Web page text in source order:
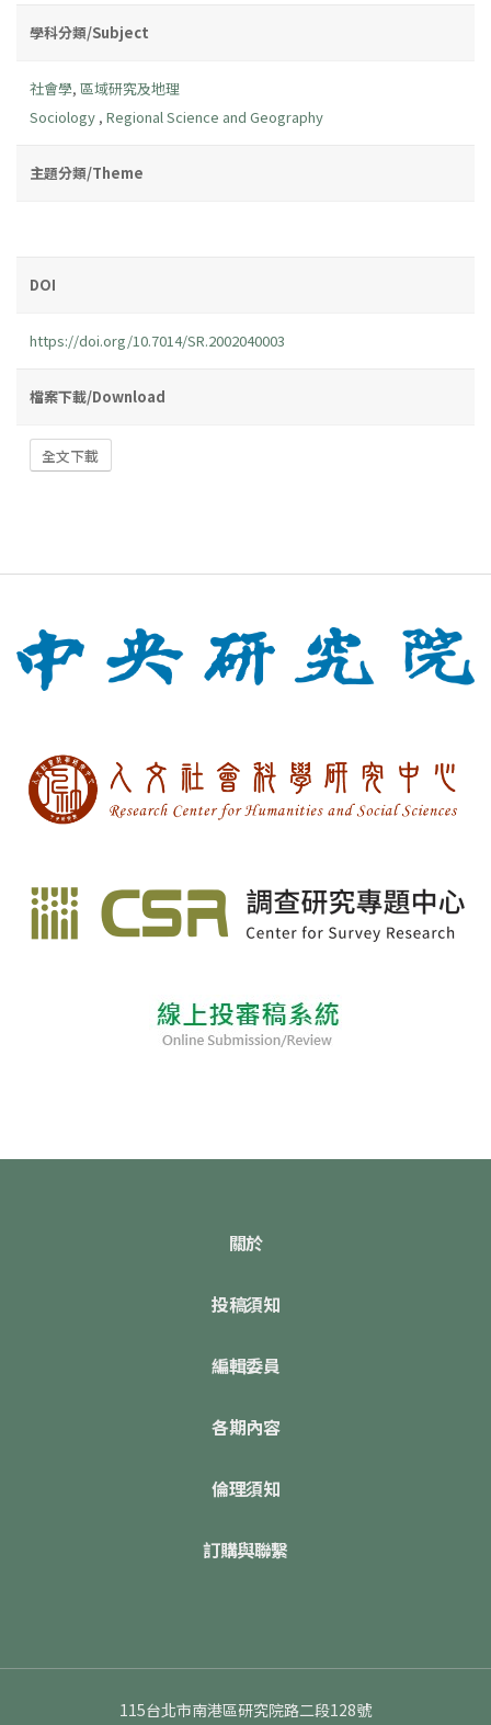
學科分類/Subject
社會學, 區域研究及地理
Sociology , Regional Science and Geography
主題分類/Theme
DOI
https://doi.org/10.7014/SR.2002040003
檔案下載/Download
全文下載
關於
投稿須知
編輯委員
各期內容
倫理須知
訂購與聯繫
115台北市南港區研究院路二段128號